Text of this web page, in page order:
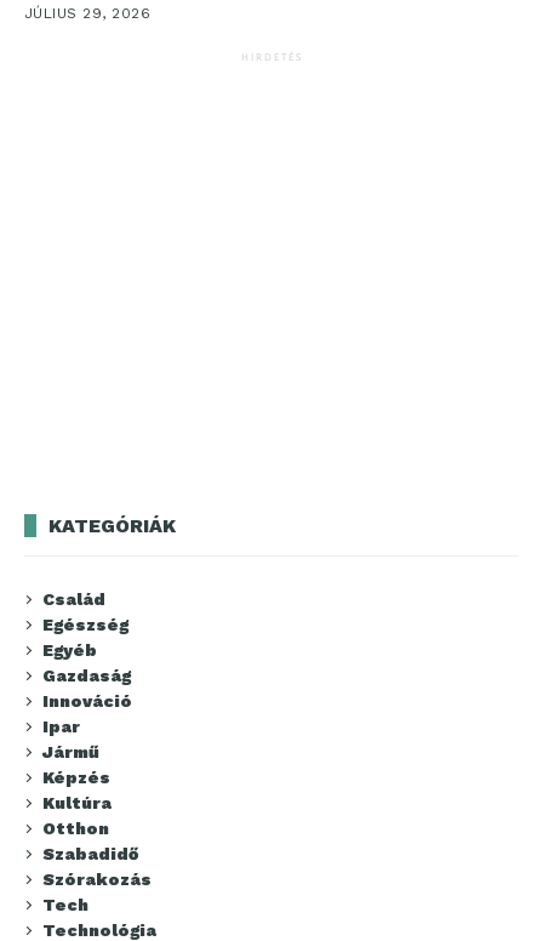
JÚLIUS 29, 2026
HIRDETÉS
KATEGÓRIÁK
Család
Egészség
Egyéb
Gazdaság
Innováció
Ipar
Jármű
Képzés
Kultúra
Otthon
Szabadidő
Szórakozás
Tech
Technológia